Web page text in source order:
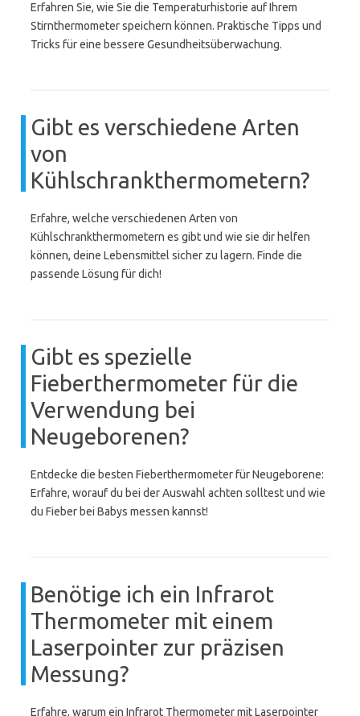
Erfahren Sie, wie Sie die Temperaturhistorie auf Ihrem
Stirnthermometer speichern können. Praktische Tipps und
Tricks für eine bessere Gesundheitsüberwachung.
Gibt es verschiedene Arten
von
Kühlschrankthermometern?
Erfahre, welche verschiedenen Arten von
Kühlschrankthermometern es gibt und wie sie dir helfen
können, deine Lebensmittel sicher zu lagern. Finde die
passende Lösung für dich!
Gibt es spezielle
Fieberthermometer für die
Verwendung bei
Neugeborenen?
Entdecke die besten Fieberthermometer für Neugeborene:
Erfahre, worauf du bei der Auswahl achten solltest und wie
du Fieber bei Babys messen kannst!
Benötige ich ein Infrarot
Thermometer mit einem
Laserpointer zur präzisen
Messung?
Erfahre, warum ein Infrarot Thermometer mit Laserpointer